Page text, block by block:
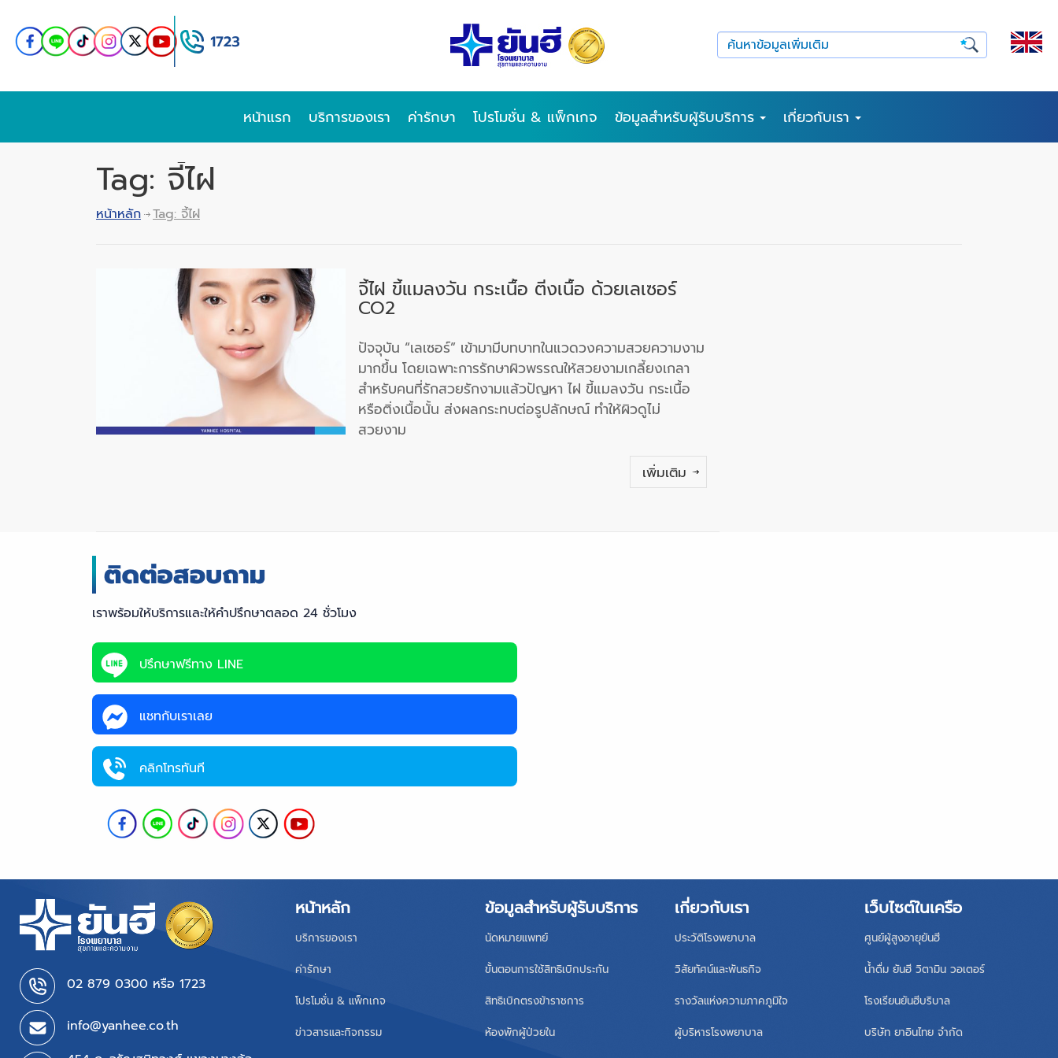
หน้าแรก บริการของเรา ค่ารักษา โปรโมชั่น & แพ็กเกจ ข้อมูลสำหรับผู้รับบริการ เกี่ยวกับเรา
Tag: จี้ไฝ
หน้าหลัก Tag: จี้ไฝ
จี้ไฝ ขี้แมลงวัน กระเนื้อ ติ่งเนื้อ ด้วยเลเซอร์
CO2
ปัจจุบัน “เลเซอร์” เข้ามามีบทบาทในแวดวงความสวยความงาม
มากขึ้น โดยเฉพาะการรักษาผิวพรรณให้สวยงามเกลี้ยงเกลา
สำหรับคนที่รักสวยรักงามแล้วปัญหา ไฝ ขี้แมลงวัน กระเนื้อ
หรือติ่งเนื้อนั้น ส่งผลกระทบต่อรูปลักษณ์ ทำให้ผิวดูไม่
สวยงาม
เพิ่มเติม
เราพร้อมให้บริการและให้คำปรึกษาตลอด 24 ชั่วโมง
ปรึกษาฟรีทาง LINE
แชทกับเราเลย
คลิกโทรทันที
02 879 0300 หรือ 1723
info@yanhee.co.th
หน้าหลัก
บริการของเรา
ค่ารักษา
โปรโมชั่น & แพ็กเกจ
ข่าวสารและกิจกรรม
ข้อมูลสำหรับผู้รับบริการ
นัดหมายแพทย์
ขั้นตอนการใช้สิทธิเบิกประกัน
สิทธิเบิกตรงข้าราชการ
ห้องพักผู้ป่วยใน
เกี่ยวกับเรา
ประวัติโรงพยาบาล
วิสัยทัศน์และพันธกิจ
รางวัลแห่งความภาคภูมิใจ
ผู้บริหารโรงพยาบาล
เว็บไซต์ในเครือ
ศูนย์ผู้สูงอายุยันฮี
น้ำดื่ม ยันฮี วิตามิน วอเตอร์
โรงเรียนยันฮีบริบาล
บริษัท ยาอินไทย จำกัด